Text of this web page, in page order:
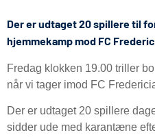
Der er udtaget 20 spillere til
hjemmekamp mod FC
Fredag klokken 19.00 triller
når vi tager imod FC
Der er udtaget 20 spillere
sidder ude med karantæne